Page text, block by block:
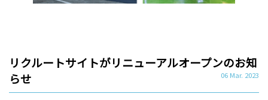
リクルートサイトがリニューアルオープンのお知
らせ
06 Mar. 2023